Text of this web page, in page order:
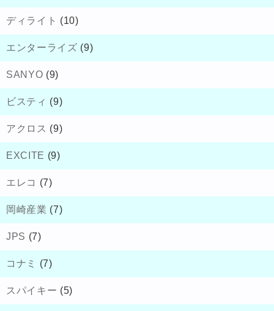
ディライト (10)
エンターライズ (9)
SANYO (9)
ビスティ (9)
アクロス (9)
EXCITE (9)
エレコ (7)
岡崎産業 (7)
JPS (7)
コナミ (7)
スパイキー (5)